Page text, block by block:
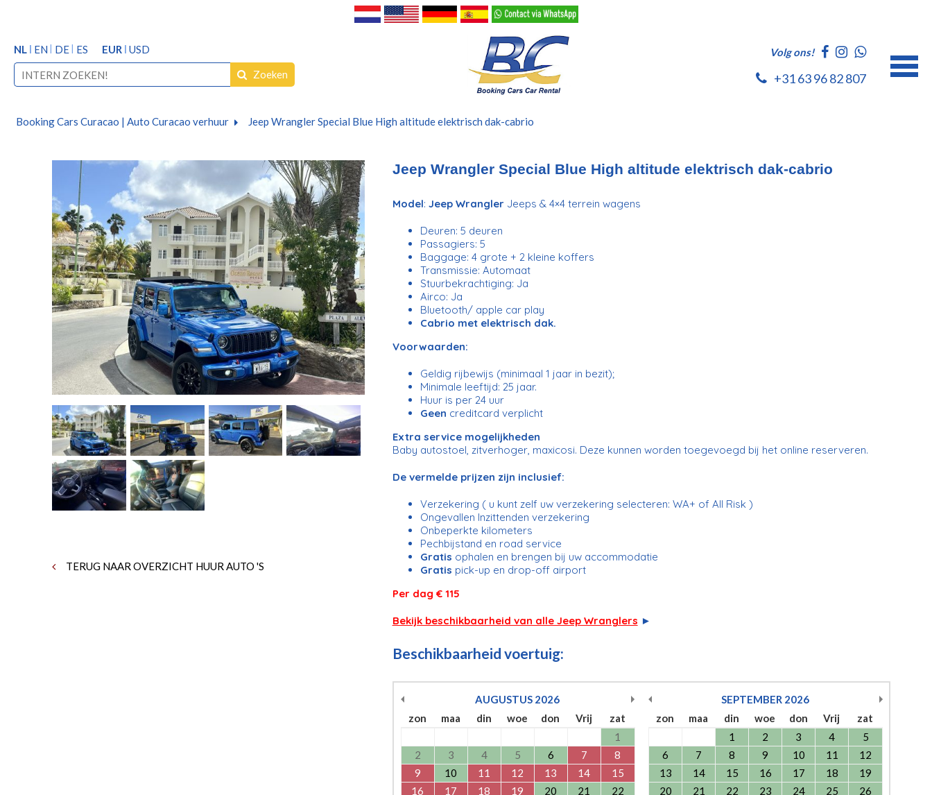
NL EN DE ES EUR USD
Zoeken
Volg ons!
+31 63 96 82 807
Booking Cars Curacao | Auto Curacao verhuur Jeep Wrangler Special Blue High altitude elektrisch dak-cabrio
TERUG NAAR OVERZICHT HUUR AUTO 'S
Jeep Wrangler Special Blue High altitude elektrisch dak-cabrio
Model: Jeep Wrangler Jeeps & 4×4 terrein wagens
Deuren: 5 deuren
Passagiers: 5
Baggage: 4 grote + 2 kleine koffers
Transmissie: Automaat
Stuurbekrachtiging: Ja
Airco: Ja
Bluetooth/ apple car play
Cabrio met elektrisch dak.
Voorwaarden:
Geldig rijbewijs (minimaal 1 jaar in bezit);
Minimale leeftijd: 25 jaar.
Huur is per 24 uur
Geen creditcard verplicht
Extra service mogelijkheden
Baby autostoel, zitverhoger, maxicosi. Deze kunnen worden toegevoegd bij het online reserveren.
De vermelde prijzen zijn inclusief:
Verzekering ( u kunt zelf uw verzekering selecteren: WA+ of All Risk )
Ongevallen Inzittenden verzekering
Onbeperkte kilometers
Pechbijstand en road service
Gratis ophalen en brengen bij uw accommodatie
Gratis pick-up en drop-off airport
Per dag € 115
Bekijk beschikbaarheid van alle Jeep Wranglers ►
Beschikbaarheid voertuig:
AUGUSTUS 2026
zon
maa din woe don Vrij
zat
1
2
3 4 5 6 7
8
9
10 11 12 13 14
15
16
17 18 19 20 21
22
SEPTEMBER 2026
zon
maa din woe don Vrij
zat
1
2 3 4
5
6
7 8 9 10 11
12
13
14 15 16 17 18
19
20
21 22 23 24 25
26